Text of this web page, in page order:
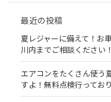
最近の投稿
夏レジャーに備えて！
川内までご相談ください！
エアコンをたくさん使う
すよ！無料点検行ってお